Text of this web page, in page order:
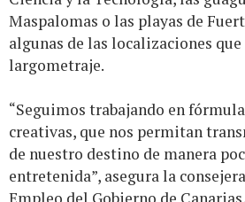
Maspalomas o las playas de
algunas de las localizaciones que
largometraje.
“Seguimos trabajando en
creativas, que nos permitan
de nuestro destino de manera
entretenida”, asegura la